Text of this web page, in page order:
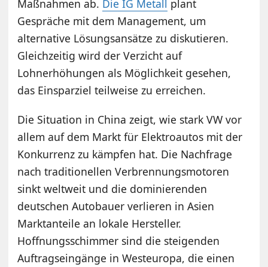
Maßnahmen ab. Die IG Metall plant
Gespräche mit dem Management, um
alternative Lösungsansätze zu diskutieren.
Gleichzeitig wird der Verzicht auf
Lohnerhöhungen als Möglichkeit gesehen,
das Einsparziel teilweise zu erreichen.
Die Situation in China zeigt, wie stark VW vor
allem auf dem Markt für Elektroautos mit der
Konkurrenz zu kämpfen hat. Die Nachfrage
nach traditionellen Verbrennungsmotoren
sinkt weltweit und die dominierenden
deutschen Autobauer verlieren in Asien
Marktanteile an lokale Hersteller.
Hoffnungsschimmer sind die steigenden
Auftragseingänge in Westeuropa, die einen